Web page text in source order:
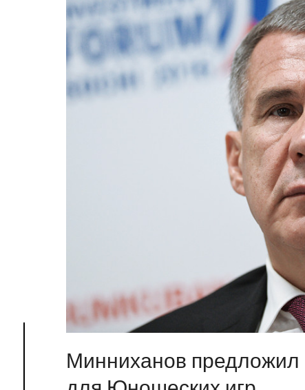
Минниханов предложил